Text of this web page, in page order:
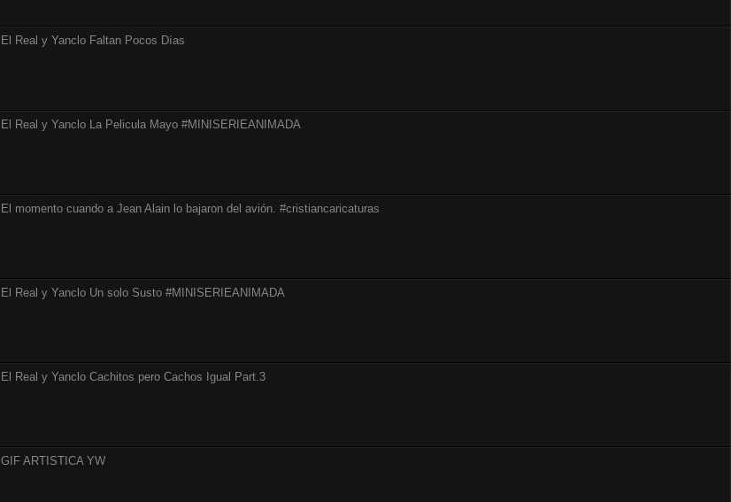
El Real y Yanclo Faltan Pocos Días
El Real y Yanclo La Pelicula Mayo #MINISERIEANIMADA
El momento cuando a Jean Alain lo bajaron del avión. #cristiancaricaturas
El Real y Yanclo Un solo Susto #MINISERIEANIMADA
El Real y Yanclo Cachitos pero Cachos Igual Part.3
GIF ARTISTICA YW